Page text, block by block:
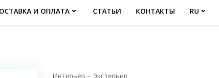
И ОПЛАТА СТАТЬИ КОНТАКТЫ RU
Интерьер – Экстерьер